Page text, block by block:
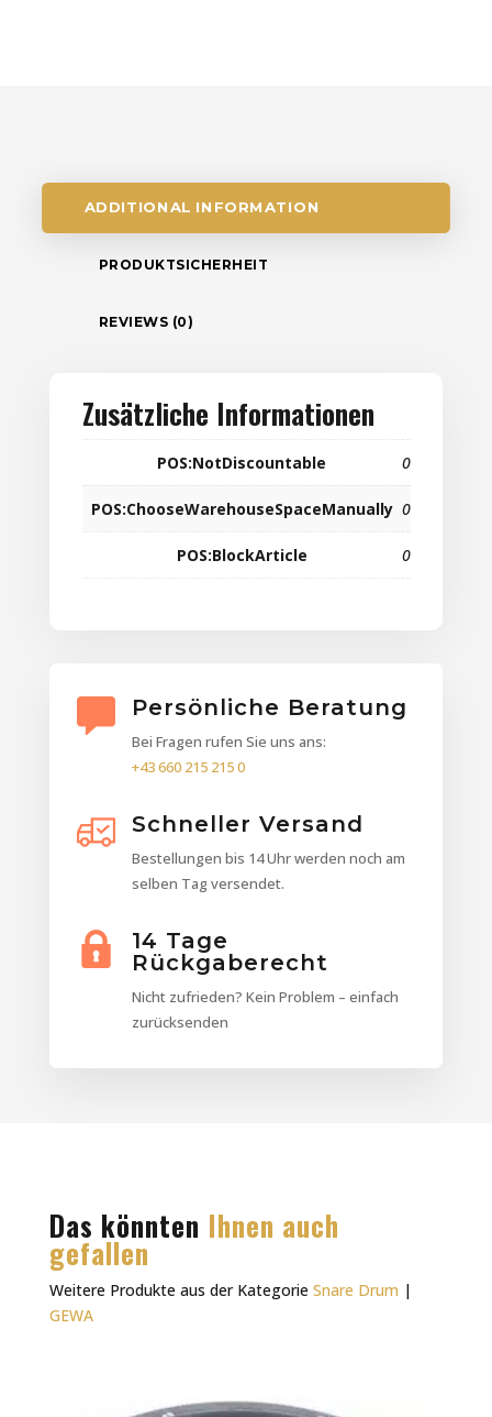
ADDITIONAL INFORMATION
PRODUKTSICHERHEIT
REVIEWS (0)
Zusätzliche Informationen
POS:NotDiscountable 0
POS:ChooseWarehouseSpaceManually 0
POS:BlockArticle 0
Persönliche Beratung
Bei Fragen rufen Sie uns ans:
+43 660 215 215 0
Schneller Versand
Bestellungen bis 14 Uhr werden noch am
selben Tag versendet.
14 Tage
Rückgaberecht
Nicht zufrieden? Kein Problem – einfach
zurücksenden
Das könnten Ihnen auch
gefallen
Weitere Produkte aus der Kategorie Snare Drum |
GEWA